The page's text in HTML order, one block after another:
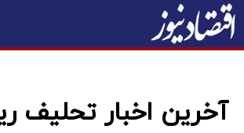
آخرین اخبار تحلیف